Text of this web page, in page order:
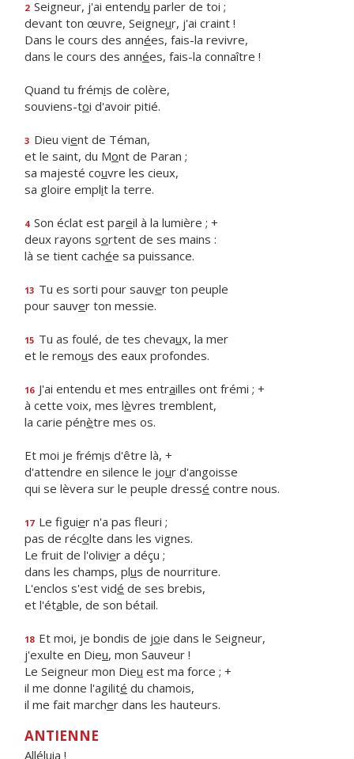
2 Seigneur, j'ai entendu parler de toi ;
devant ton œuvre, Seigneur, j'ai craint !
Dans le cours des années, fais-la revivre,
dans le cours des années, fais-la connaître !
Quand tu frémis de colère,
souviens-toi d'avoir pitié.
3 Dieu vient de Téman,
et le saint, du Mont de Paran ;
sa majesté couvre les cieux,
sa gloire emplit la terre.
4 Son éclat est pareil à la lumière ; +
deux rayons sortent de ses mains :
là se tient cachée sa puissance.
13 Tu es sorti pour sauver ton peuple
pour sauver ton messie.
15 Tu as foulé, de tes chevaux, la mer
et le remous des eaux profondes.
16 J'ai entendu et mes entrailles ont frémi ; +
à cette voix, mes lèvres tremblent,
la carie pénètre mes os.
Et moi je frémis d'être là, +
d'attendre en silence le jour d'angoisse
qui se lèvera sur le peuple dressé contre nous.
17 Le figuier n'a pas fleuri ;
pas de récolte dans les vignes.
Le fruit de l'olivier a déçu ;
dans les champs, plus de nourriture.
L'enclos s'est vidé de ses brebis,
et l'étable, de son bétail.
18 Et moi, je bondis de joie dans le Seigneur,
j'exulte en Dieu, mon Sauveur !
Le Seigneur mon Dieu est ma force ; +
il me donne l'agilité du chamois,
il me fait marcher dans les hauteurs.
ANTIENNE
Alléluia !